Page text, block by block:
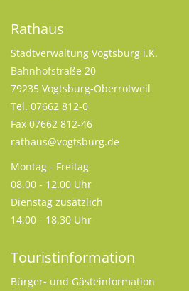
Rathaus
Stadtverwaltung Vogtsburg i.K.
Bahnhofstraße 20
79235 Vogtsburg-Oberrotweil
Tel. 07662 812-0
Fax 07662 812-46
rathaus@vogtsburg.de
Montag - Freitag
08.00 - 12.00 Uhr
Dienstag zusätzlich
14.00 - 18.30 Uhr
Touristinformation
Bürger- und Gästeinformation